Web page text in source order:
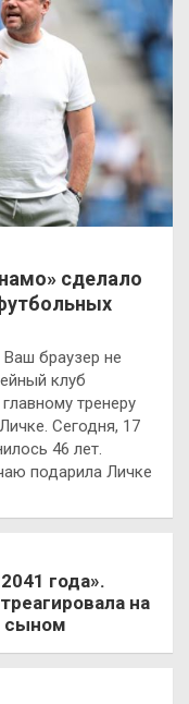
сделало
браузер не
клуб
тренеру
Сегодня, 17
46 лет.
подарила Личке
года».
на
сыном